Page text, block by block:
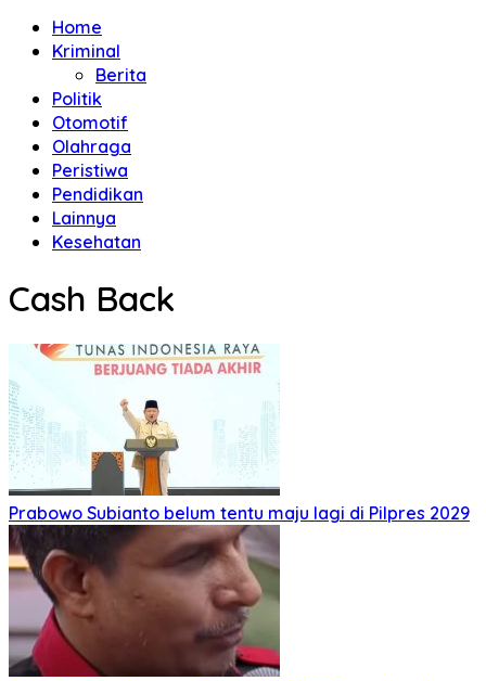
Home
Kriminal
Berita
Politik
Otomotif
Olahraga
Peristiwa
Pendidikan
Lainnya
Kesehatan
Cash Back
Prabowo Subianto belum tentu maju lagi di Pilpres 2029